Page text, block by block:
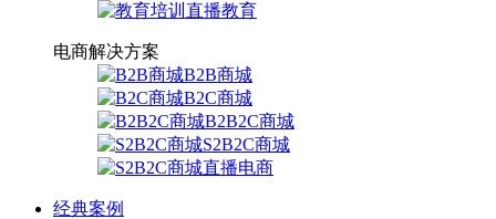
直播教育
电商解决方案
B2B商城
B2C商城
B2B2C商城
S2B2C商城
直播电商
经典案例